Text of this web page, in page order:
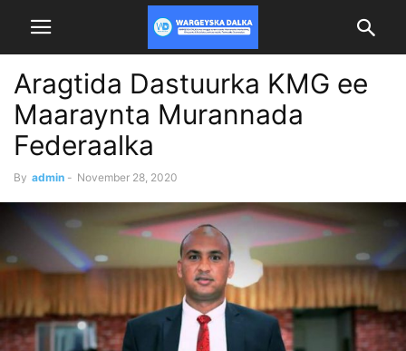
Aragtida Dastuurka KMG ee
Maaraynta Murannada
Federaalka
By admin - November 28, 2020